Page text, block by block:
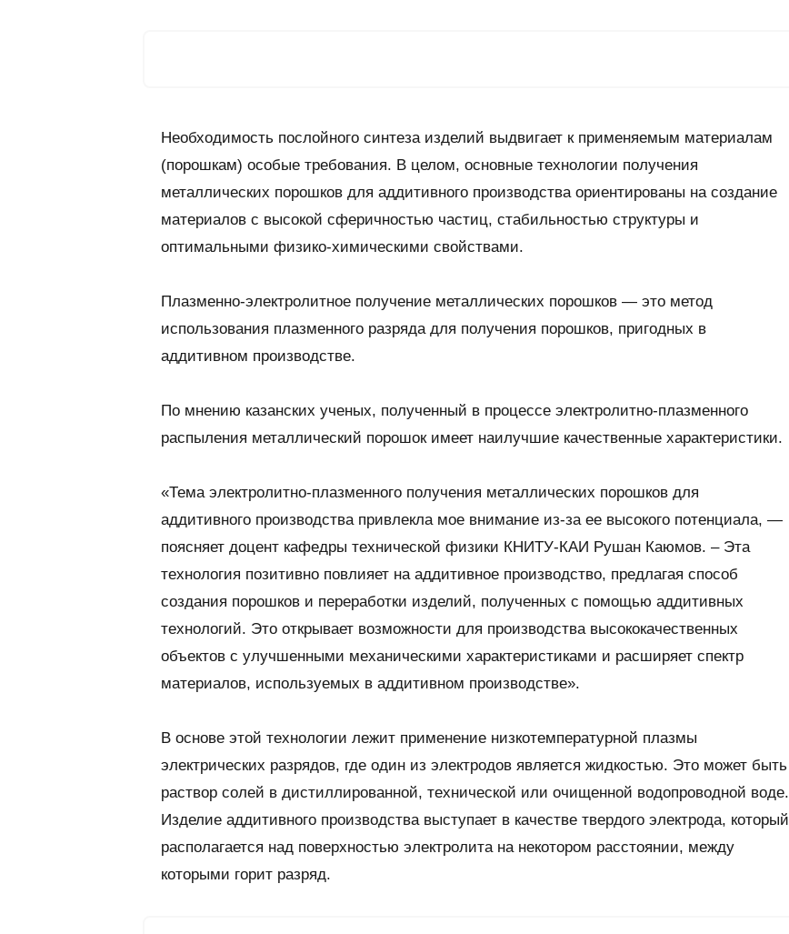
Необходимость послойного синтеза изделий выдвигает к применяемым материалам
(порошкам) особые требования. В целом, основные технологии получения
металлических порошков для аддитивного производства ориентированы на создание
материалов с высокой сферичностью частиц, стабильностью структуры и
оптимальными физико-химическими свойствами.
Плазменно-электролитное получение металлических порошков — это метод
использования плазменного разряда для получения порошков, пригодных в
аддитивном производстве.
По мнению казанских ученых, полученный в процессе электролитно-плазменного
распыления металлический порошок имеет наилучшие качественные характеристики.
«Тема электролитно-плазменного получения металлических порошков для
аддитивного производства привлекла мое внимание из-за ее высокого потенциала, —
поясняет доцент кафедры технической физики КНИТУ-КАИ Рушан Каюмов. – Эта
технология позитивно повлияет на аддитивное производство, предлагая способ
создания порошков и переработки изделий, полученных с помощью аддитивных
технологий. Это открывает возможности для производства высококачественных
объектов с улучшенными механическими характеристиками и расширяет спектр
материалов, используемых в аддитивном производстве».
В основе этой технологии лежит применение низкотемпературной плазмы
электрических разрядов, где один из электродов является жидкостью. Это может быть
раствор солей в дистиллированной, технической или очищенной водопроводной воде.
Изделие аддитивного производства выступает в качестве твердого электрода, который
располагается над поверхностью электролита на некотором расстоянии, между
которыми горит разряд.